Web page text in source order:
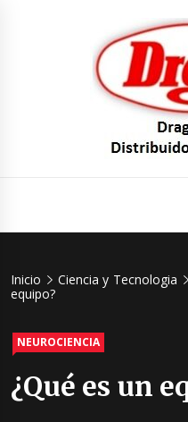
Inicio Ciencia y Tecnologia
equipo?
NEUROCIENCIA
¿Qué es un